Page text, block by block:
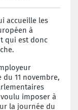
accueille les
à
qui est donc
11 novembre,
imposer à
la journée du